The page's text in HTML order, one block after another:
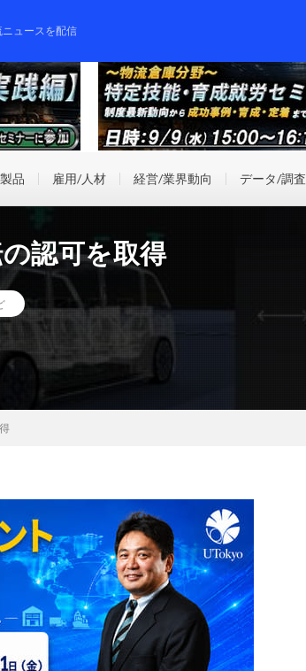
ュースを配信
品 雇用/人材 経営/業界動向 データ/調査
認可を取得